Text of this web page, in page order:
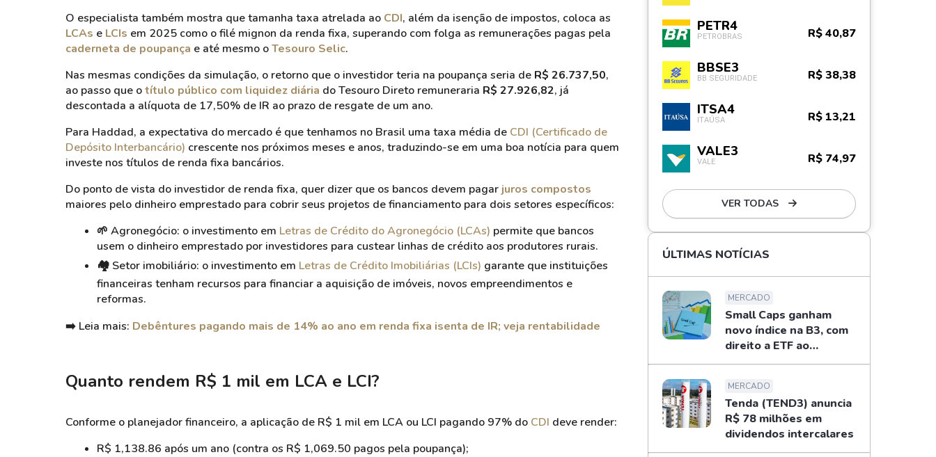
O especialista também mostra que tamanha taxa atrelada ao CDI, além da isenção de impostos, coloca as
LCAs e LCIs em 2025 como o filé mignon da renda fixa, superando com folga as remunerações pagas pela
caderneta de poupança e até mesmo oTesouro Selic.
Nas mesmas condições da simulação, o retorno que o investidor teria na poupança seria de R$ 26.737,50,
ao passo que otítulo público com liquidez diária do Tesouro Direto remuneraria R$ 27.926,82, já
descontada a alíquota de 17,50% de IR ao prazo de resgate de um ano.
Para Haddad, a expectativa do mercado é que tenhamos no Brasil uma taxa média de CDI (Certificado de
Depósito Interbancário) crescente nos próximos meses e anos, traduzindo-se em uma boa notícia para quem
investe nos títulos de renda fixa bancários.
Do ponto de vista do investidor de renda fixa, quer dizer que os bancos devem pagar juros compostos
maiores pelo dinheiro emprestado para cobrir seus projetos de financiamento para dois setores específicos:
🌱 Agronegócio: o investimento em Letras de Crédito do Agronegócio (LCAs) permite que bancos
usem o dinheiro emprestado por investidores para custear linhas de crédito aos produtores rurais.
🏘️ Setor imobiliário: o investimento em Letras de Crédito Imobiliárias (LCIs) garante que instituições
financeiras tenham recursos para financiar a aquisição de imóveis, novos empreendimentos e
reformas.
➡️ Leia mais: Debêntures pagando mais de 14% ao ano em renda fixa isenta de IR; veja rentabilidade
Quanto rendem R$ 1 mil em LCA e LCI?
Conforme o planejador financeiro, a aplicação de R$ 1 mil em LCA ou LCI pagando 97% do CDI deve render:
R$ 1,138.86 após um ano (contra os R$ 1,069.50 pagos pela poupança);
PETR4
PETROBRAS R$ 40,87
BBSE3
BB SEGURIDADE R$ 38,38
ITSA4
ITAÚSA R$ 13,21
VALE3
VALE R$ 74,97
VER TODAS
ÚLTIMAS NOTÍCIAS
MERCADO
Small Caps ganham
novo índice na B3, com
direito a ETF ao
investidor
MERCADO
Tenda (TEND3) anuncia
R$ 78 milhões em
dividendos intercalares